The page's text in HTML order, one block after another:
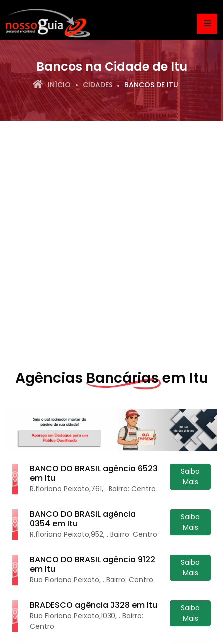
Bancos na Cidade de Itu
INÍCIO CIDADES BANCOS DE ITU
Agências Bancárias em Itu
BANCO DO BRASIL agência 6523
em Itu
R.floriano Peixoto,761, . Bairro: Centro
Saiba
Mais
BANCO DO BRASIL agência
0354 em Itu
R.floriano Peixoto,952, . Bairro: Centro
Saiba
Mais
BANCO DO BRASIL agência 9122
em Itu
Rua Floriano Peixoto, . Bairro: Centro
Saiba
Mais
BRADESCO agência 0328 em Itu
Rua Floriano Peixoto,1030, . Bairro:
Centro
Saiba
Mais